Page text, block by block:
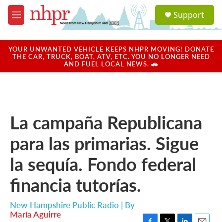
Skip to main content
M
e
u
a
u
Support
YOUR UNWANTED VEHICLE KEEPS NHPR MOVING! DONATE
THE CAR, TRUCK, BOAT, ATV, ETC. YOU NO LONGER NEED
AND FUEL LOCAL NEWS. 🚗
La campaña Republicana
para las primarias. Sigue
la sequía. Fondo federal
financia tutorías.
New Hampshire Public Radio | By
María Aguirre